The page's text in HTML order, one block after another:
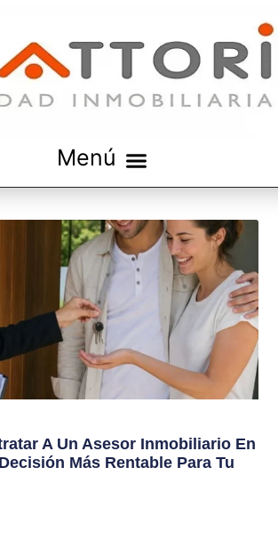
A Un Asesor Inmobiliario En
Más Rentable Para Tu